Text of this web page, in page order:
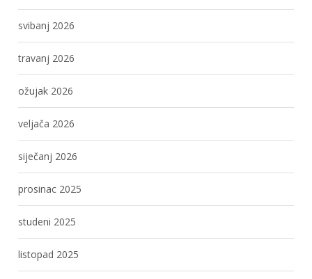
svibanj 2026
travanj 2026
ožujak 2026
veljača 2026
siječanj 2026
prosinac 2025
studeni 2025
listopad 2025